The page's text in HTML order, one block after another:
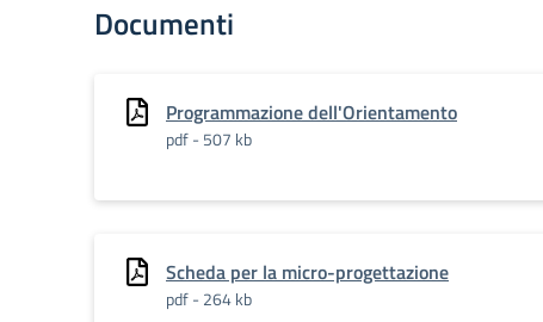
Documenti
Programmazione dell'Orientamento
pdf - 507 kb
Scheda per la micro-progettazione
pdf - 264 kb